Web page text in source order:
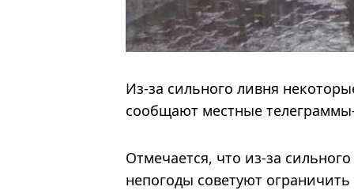
Из-за сильного ливня
сообщают местные
Отмечается, что из-за
непогоды советуют